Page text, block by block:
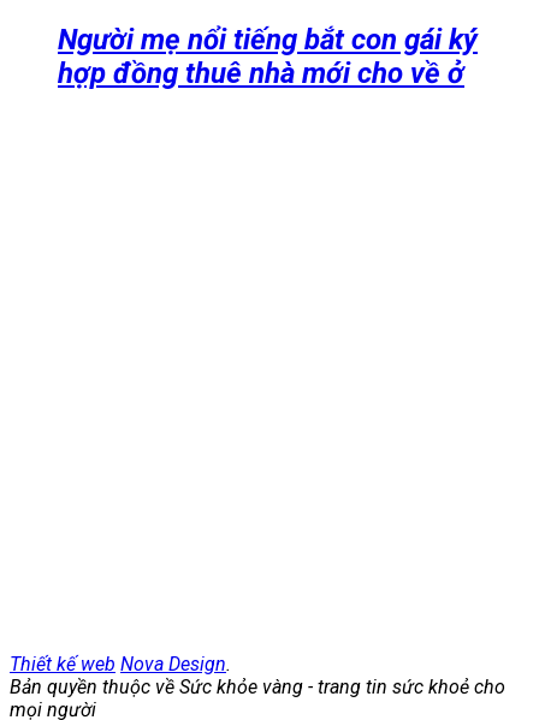
Người mẹ nổi tiếng bắt con gái ký
hợp đồng thuê nhà mới cho về ở
Thiết kế web Nova Design.
Bản quyền thuộc về Sức khỏe vàng - trang tin sức khoẻ cho
mọi người